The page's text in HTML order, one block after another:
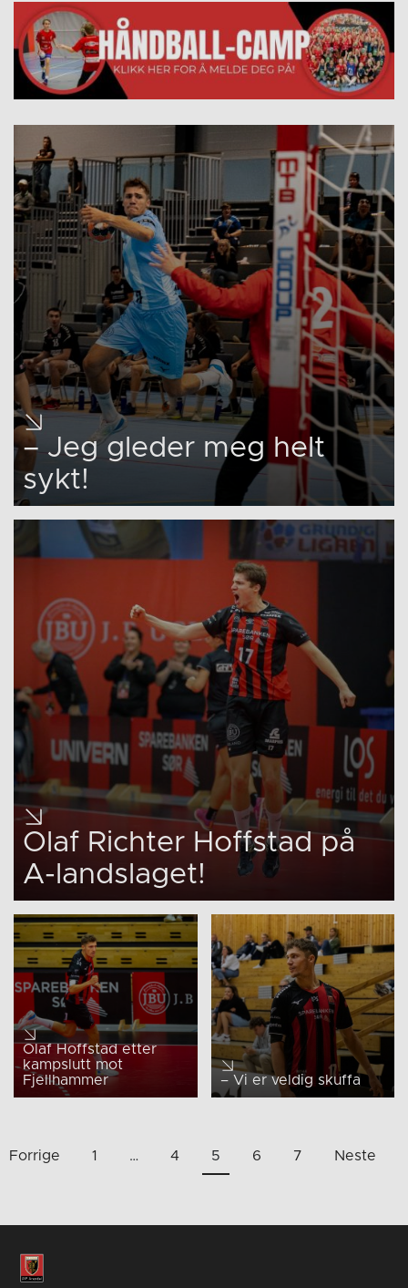
– Jeg gleder meg helt
sykt!
Olaf Richter Hoffstad på
A-landslaget!
Olaf Hoffstad etter
kampslutt mot
Fjellhammer
– Vi er veldig skuffa
Sidepaginering
Forrige 1 … 4 5 6 7 Neste